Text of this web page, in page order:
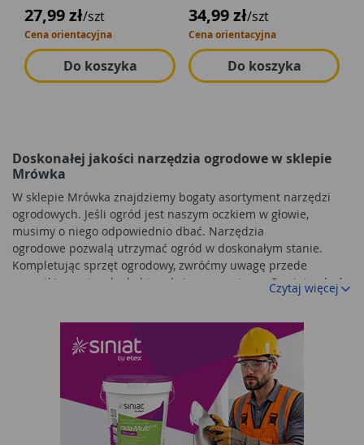
27,99 zł/szt
Cena orientacyjna
Do koszyka
34,99 zł/szt
Cena orientacyjna
Do koszyka
Doskonałej jakości narzędzia ogrodowe w sklepie
Mrówka
W sklepie Mrówka znajdziemy bogaty asortyment narzędzi
ogrodowych. Jeśli ogród jest naszym oczkiem w głowie,
musimy o niego odpowiednio dbać. Narzędzia
ogrodowe pozwalą utrzymać ogród w doskonałym stanie.
Kompletując sprzęt ogrodowy, zwróćmy uwagę przede
wszystkim na to, aby był trwały i ergonomiczny. Powinien być
wykonany z odpornych i lekkich materiałów. Wtedy komfort
jakości akcesoria ogrodowe będą nam służyły wiele lat.
Jakie narzędzia ogrodowe wybrać
Każdy ogrodnik musi się zaopatrzyć w podstawowe przyrządy
ogrodowe. Łopata i szpadel przydadzą się do kopania i
usuwania niepotrzebnej ziemi. Praca w ogrodzie
jest hobby wielu osób. Aby mile spędzać czas, potrzebne nam
Czytaj więcej